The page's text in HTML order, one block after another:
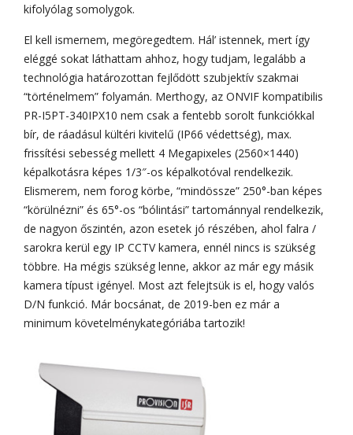
kifolyólag somolygok.
El kell ismernem, megöregedtem. Hál’ istennek, mert így
eléggé sokat láthattam ahhoz, hogy tudjam, legalább a
technológia határozottan fejlődött szubjektív szakmai
“történelmem” folyamán. Merthogy, az ONVIF kompatibilis
PR-I5PT-340IPX10 nem csak a fentebb sorolt funkciókkal
bír, de ráadásul kültéri kivitelű (IP66 védettség), max.
frissítési sebesség mellett 4 Megapixeles (2560×1440)
képalkotásra képes 1/3″-os képalkotóval rendelkezik.
Elismerem, nem forog körbe, “mindössze” 250°-ban képes
“körülnézni” és 65°-os “bólintási” tartománnyal rendelkezik,
de nagyon őszintén, azon esetek jó részében, ahol falra /
sarokra kerül egy IP CCTV kamera, ennél nincs is szükség
többre. Ha mégis szükség lenne, akkor az már egy másik
kamera típust igényel. Most azt felejtsük is el, hogy valós
D/N funkció. Már bocsánat, de 2019-ben ez már a
minimum követelménykategóriába tartozik!